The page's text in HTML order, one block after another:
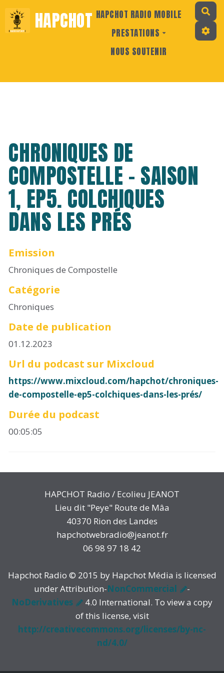
HAPCHOT HAPCHOT RADIO MOBILE
PRESTATIONS
NOUS SOUTENIR
CHRONIQUES DE
COMPOSTELLE - SAISON
1, EP5. COLCHIQUES
DANS LES PRÉS
Emission
Chroniques de Compostelle
Catégorie
Chroniques
Date de publication
01.12.2023
Url du podcast sur Mixcloud
https://www.mixcloud.com/hapchot/chroniques-
de-compostelle-ep5-colchiques-dans-les-prés/
Durée du podcast
00:05:05
HAPCHOT Radio / Ecolieu JEANOT
Lieu dit "Peye" Route de Mâa
40370 Rion des Landes
hapchotwebradio@jeanot.fr
06 98 97 18 42
Hapchot Radio © 2015 by Hapchot Média is licensed
under Attribution-NonCommercial
-
NoDerivatives
4.0 International. To view a copy
of this license, visit
http://creativecommons.org/licenses/by-nc-
nd/4.0/